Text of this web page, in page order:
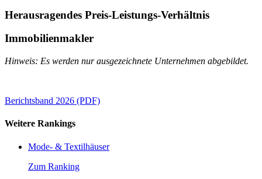
Herausragendes Preis-Leistungs-Verhältnis
Immobilienmakler
Hinweis: Es werden nur ausgezeichnete Unternehmen abgebildet.
Berichtsband 2026 (PDF)
Weitere Rankings
Mode- & Textilhäuser
Zum Ranking